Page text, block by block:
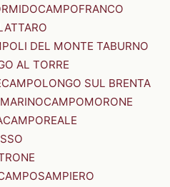
CAMPOFRANCO
DEL MONTE TABURNO
AL TORRE
CAMPOLONGO SUL BRENTA
CAMPOMORONE
CAMPOREALE